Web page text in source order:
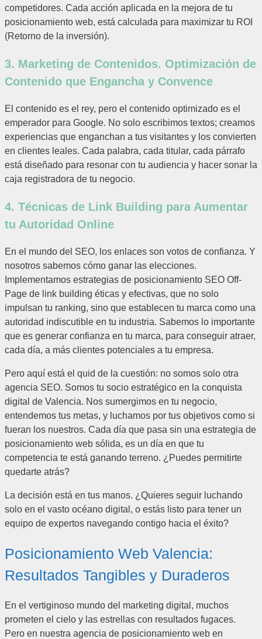
competidores. Cada acción aplicada en la mejora de tu
posicionamiento web, está calculada para maximizar tu ROI
(Retorno de la inversión).
3. Marketing de Contenidos. Optimización de
Contenido que Engancha y Convence
El contenido es el rey, pero el contenido optimizado es el
emperador para Google. No solo escribimos textos; creamos
experiencias que enganchan a tus visitantes y los convierten
en clientes leales. Cada palabra, cada titular, cada párrafo
está diseñado para resonar con tu audiencia y hacer sonar la
caja registradora de tu negocio.
4. Técnicas de Link Building para Aumentar
tu Autoridad Online
En el mundo del SEO, los enlaces son votos de confianza. Y
nosotros sabemos cómo ganar las elecciones.
Implementamos estrategias de posicionamiento SEO Off-
Page de link building éticas y efectivas, que no solo
impulsan tu ranking, sino que establecen tu marca como una
autoridad indiscutible en tu industria. Sabemos lo importante
que es generar confianza en tu marca, para conseguir atraer,
cada día, a más clientes potenciales a tu empresa.
Pero aquí está el quid de la cuestión: no somos solo otra
agencia SEO. Somos tu socio estratégico en la conquista
digital de Valencia. Nos sumergimos en tu negocio,
entendemos tus metas, y luchamos por tus objetivos como si
fueran los nuestros. Cada día que pasa sin una estrategia de
posicionamiento web sólida, es un día en que tu
competencia te está ganando terreno. ¿Puedes permitirte
quedarte atrás?
La decisión está en tus manos. ¿Quieres seguir luchando
solo en el vasto océano digital, o estás listo para tener un
equipo de expertos navegando contigo hacia el éxito?
Posicionamiento Web Valencia:
Resultados Tangibles y Duraderos
En el vertiginoso mundo del marketing digital, muchos
prometen el cielo y las estrellas con resultados fugaces.
Pero en nuestra agencia de posicionamiento web en